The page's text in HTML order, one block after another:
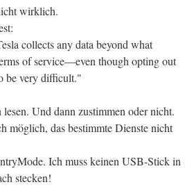
wirklich.
collects any data beyond what
of service—even though opting out
be very difficult."
Und dann zustimmen oder nicht.
möglich, das bestimmte Dienste nicht
Ich muss keinen USB-Stick in
stecken!